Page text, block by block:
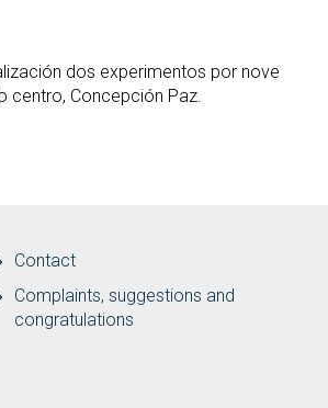
dos experimentos por nove
centro, Concepción Paz.
Contact
Complaints, suggestions and
congratulations